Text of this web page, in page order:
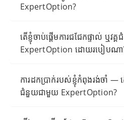
ExpertOption?
តើខ្ញុំចាប់ផ្តើមការជជែកផ្ទាល់ ឬវ
ExpertOption ដោយរបៀបណា
ការដកប្រាក់របស់ខ្ញុំកំពុងរង់ចាំ — តើ
ជំនួយជាមួយ ExpertOption?